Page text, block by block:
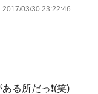
2017/03/30 23:22:46
る所だっ❗(笑)